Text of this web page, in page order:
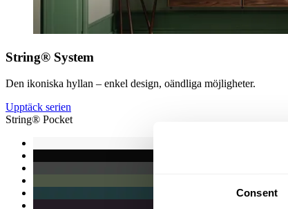
Consent
String® System
Den ikoniska hyllan – enkel design, oändliga möjligheter.
Upptäck serien
String® Pocket